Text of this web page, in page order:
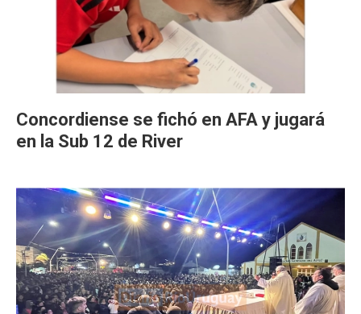
Concordiense se fichó en AFA y jugará
en la Sub 12 de River